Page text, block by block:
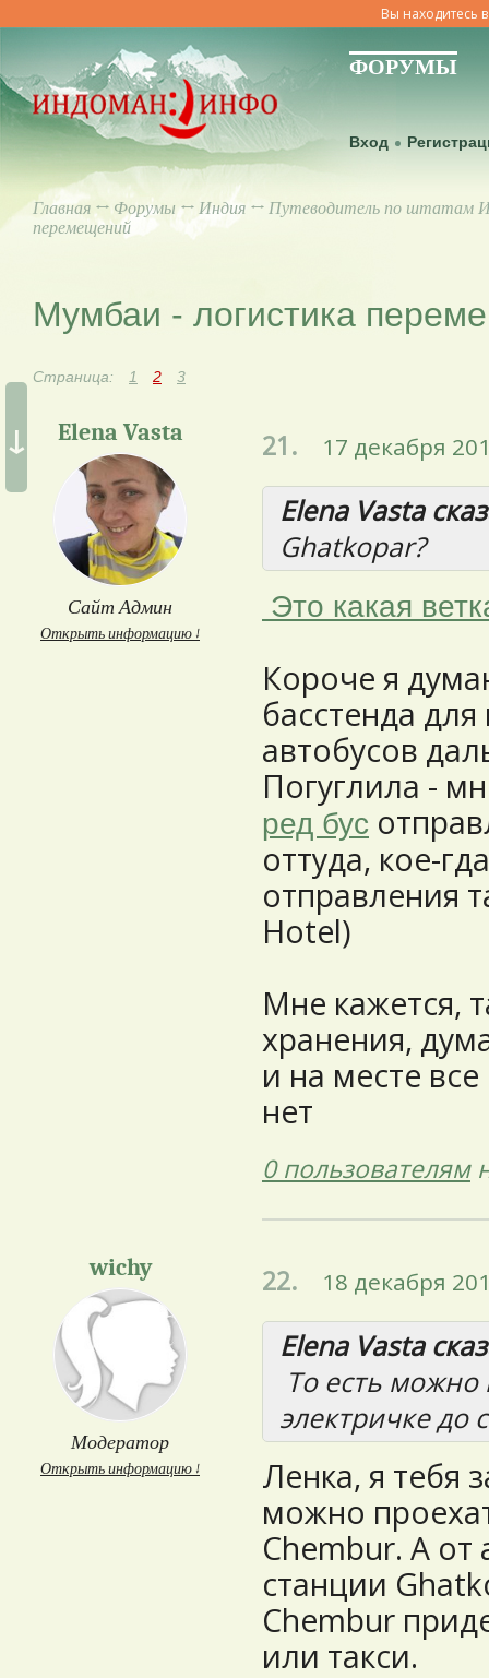
Вы находитесь
ФОРУМЫ
Вход
Главная ↔ Форумы↔ Индия ↔ Путеводитель по штатам
перемещений
↓
Мумбаи - логистика
Страница: 1 2 3
Elena Vasta
Сайт Админ
Открыть информацию ↓
21. 17 декабря
Elena Vasta
Ghatkopar?
Это какая
Короче я
басстенда
автобусов
Погуглила -
ред бус
оттуда, кое-
отправления
Hotel)
Мне кажется,
хранения,
и на месте все
нет
0 пользователям
wichy
Модератор
Открыть информацию ↓
22. 18 декабря
Elena Vasta
То есть можно
электричке до
Ленка, я тебя
можно
Chembur. А от
станции
Chembur
или такси.